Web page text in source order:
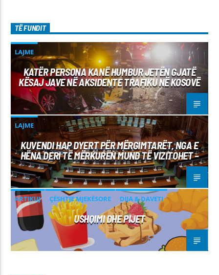
TË FUNDIT
LAJME
KATËR PERSONA KANË HUMBUR JETËN GJATË
KËSAJ JAVE NË AKSIDENTE TRAFIKU NË KOSOVË
LAJME
KUVENDI HAP DYERT PËR MËRGIMTARËT, NGA E
HËNA DERI TË MËRKURËN MUND TË VIZITOHET –
ARTIKUJ ÇËSHTJE MJEKËSORE DIJA & DAVETI
USHQIMI DHE PIJET